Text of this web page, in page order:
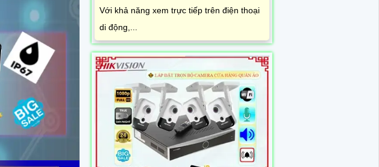
Với khả năng xem trực tiếp trên điện thoại
di động,...